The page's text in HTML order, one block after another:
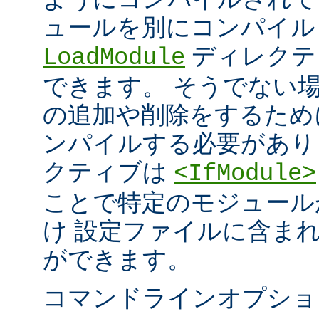
ュールを別にコンパイ
LoadModule ディレク
できます。 そうでない
の追加や削除をするた
ンパイルする必要があ
クティブは <IfModule>
ことで特定のモジュー
け 設定ファイルに含ま
ができます。
コマンドラインオプシ